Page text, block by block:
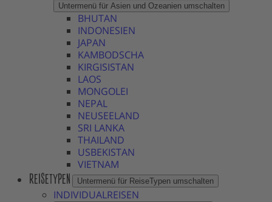
Untermenü für Asien und Ozeanien umschalten
BHUTAN
INDONESIEN
JAPAN
KAMBODSCHA
KIRGISISTAN
LAOS
MONGOLEI
NEPAL
NEUSEELAND
SRI LANKA
THAILAND
USBEKISTAN
VIETNAM
REISETYPEN Untermenü für ReiseTypen umschalten
INDIVIDUALREISEN